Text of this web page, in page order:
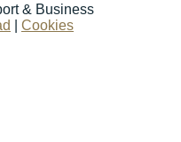
& Business
Cookies